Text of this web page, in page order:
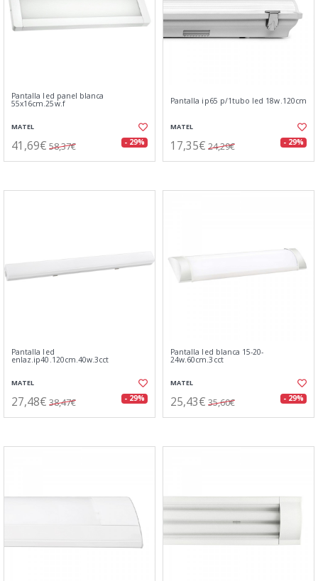
Pantalla led panel blanca
55x16cm.25w.f
MATEL
41,69€ 58,37€ - 29%
Pantalla ip65 p/1tubo led 18w.120cm
MATEL
17,35€ 24,29€ - 29%
Pantalla led
enlaz.ip40.120cm.40w.3cct
MATEL
27,48€ 38,47€ - 29%
Pantalla led blanca 15-20-
24w.60cm.3cct
MATEL
25,43€ 35,60€ - 29%